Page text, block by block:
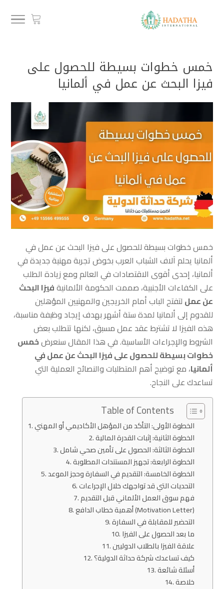
خمس خطوات بسيطة للحصول على
فيزا البحث عن عمل في ألمانيا
خمس خطوات بسيطة للحصول على فيزا البحث عن عمل في
ألمانيا يحلم آلاف الشباب العرب بخوض تجربة مهنية جديدة في
ألمانيا، إحدى أقوى الاقتصادات في العالم ومع زيادة الطلب
على الكفاءات الأجنبية، صممت الحكومة الألمانيةفيزا البحث
عن عمل لتفتح الباب أمام الخريجين والمهنيين المؤهلين
للقدوم إلى ألمانيا لمدة ستة أشهر بهدف إيجاد وظيفة مناسبة،
هذه الفيزا لا تشترط عقد عمل مسبق، لكنها تتطلب بعض
الشروط والإجراءات الأساسية. في هذا المقال سنعرضخمس
خطوات بسيطة للحصول على فيزا البحث عن عمل في
ألمانيا، مع توضيح أهم المتطلبات والنصائح العملية التي
تساعدك على النجاح.
Table of Contents
الخطوة الأولى: التأكد من المؤهل الأكاديمي أو المهني
الخطوة الثانية: إثبات القدرة المالية
الخطوة الثالثة: الحصول على تأمين صحي شامل
الخطوة الرابعة: تجهيز المستندات المطلوبة
الخطوة الخامسة: التقديم في السفارة وحجز الموعد
التحديات التي قد تواجهك خلال الإجراءات
فهم سوق العمل الألماني قبل التقديم
أهمية خطاب الدافع (Motivation Letter)
التحضير للمقابلة في السفارة
ما بعد الحصول على الفيزا
علاقة الفيزا بالطلاب الدوليين
كيف تساعدك شركة حداثة الدولية؟
أسئلة شائعة
خلاصة